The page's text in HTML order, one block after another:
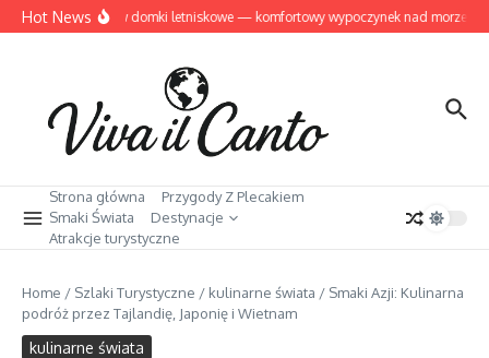
Przejdź do treści
Hot NewsDziwnów domki letniskowe — komfortowy wypoczynek nad morzem
Strona główna
Przygody Z Plecakiem
Smaki Świata
Destynacje
Atrakcje turystyczne
Home / Szlaki Turystyczne / kulinarne świata / Smaki Azji: Kulinarna
podróż przez Tajlandię, Japonię i Wietnam
kulinarne świata